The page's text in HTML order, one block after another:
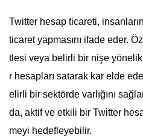
Twitter hesap ticareti,
ticaret yapmasını ifade eder.
tlesi veya belirli bir nişe
r hesapları satarak kar elde
elirli bir sektörde varlığını
da, aktif ve etkili bir Twitter
meyi hedefleyebilir.